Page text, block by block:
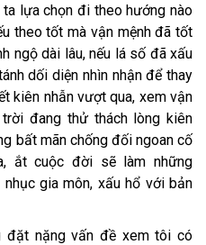
lựa chọn đi theo hướng nào
theo tốt mà vận mệnh đã tốt
ngộ dài lâu, nếu lá số đã xấu
dối diện nhìn nhận để thay
kiên nhẫn vượt qua, xem vận
đang thử thách lòng kiên
bất mãn chống đối ngoan cố
ắt cuộc đời sẽ làm những
gia môn, xấu hổ với bản
đặt nặng vấn đề xem tôi có